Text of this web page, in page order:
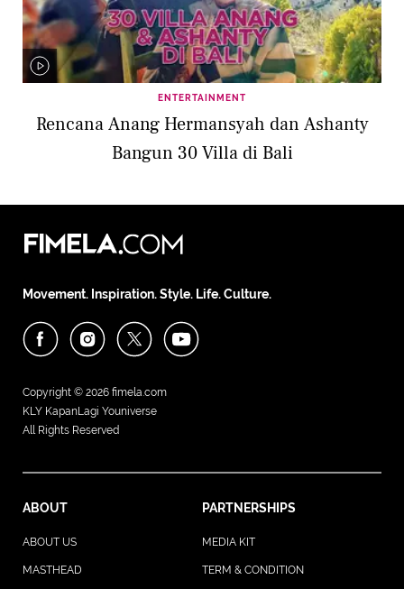
ENTERTAINMENT
Rencana Anang Hermansyah dan Ashanty
Bangun 30 Villa di Bali
Movement. Inspiration. Style. Life. Culture.
Copyright © 2026 fimela.com
KLY KapanLagi Youniverse
All Rights Reserved
ABOUT PARTNERSHIPS
ABOUT US MEDIA KIT
MASTHEAD TERM & CONDITION